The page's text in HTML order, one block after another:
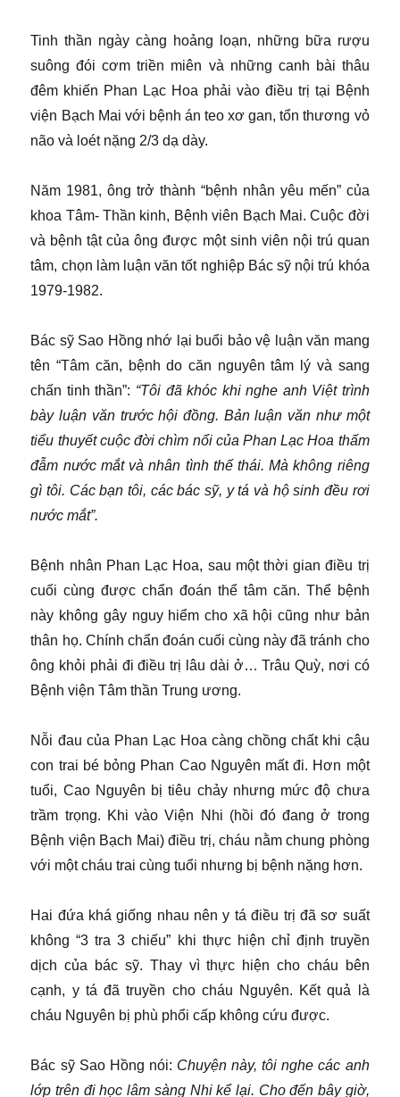
Tinh thần ngày càng hoảng loạn, những bữa rượu
suông đói cơm triền miên và những canh bài thâu
đêm khiến Phan Lạc Hoa phải vào điều trị tại Bệnh
viện Bạch Mai với bệnh án teo xơ gan, tổn thương vỏ
não và loét nặng 2/3 dạ dày.
Năm 1981, ông trở thành “bệnh nhân yêu mến” của
khoa Tâm- Thần kinh, Bệnh viên Bạch Mai. Cuộc đời
và bệnh tật của ông được một sinh viên nội trú quan
tâm, chọn làm luận văn tốt nghiệp Bác sỹ nội trú khóa
1979-1982.
Bác sỹ Sao Hồng nhớ lại buổi bảo vệ luận văn mang
tên “Tâm căn, bệnh do căn nguyên tâm lý và sang
chấn tinh thần”: “Tôi đã khóc khi nghe anh Việt trình
bày luận văn trước hội đồng. Bản luận văn như một
tiểu thuyết cuộc đời chìm nổi của Phan Lạc Hoa thấm
đẫm nước mắt và nhân tình thế thái. Mà không riêng
gì tôi. Các bạn tôi, các bác sỹ, y tá và hộ sinh đều rơi
nước mắt”.
Bệnh nhân Phan Lạc Hoa, sau một thời gian điều trị
cuối cùng được chẩn đoán thể tâm căn. Thể bệnh
này không gây nguy hiểm cho xã hội cũng như bản
thân họ. Chính chẩn đoán cuối cùng này đã tránh cho
ông khỏi phải đi điều trị lâu dài ở… Trâu Quỳ, nơi có
Bệnh viện Tâm thần Trung ương.
Nỗi đau của Phan Lạc Hoa càng chồng chất khi cậu
con trai bé bỏng Phan Cao Nguyên mất đi. Hơn một
tuổi, Cao Nguyên bị tiêu chảy nhưng mức độ chưa
trầm trọng. Khi vào Viện Nhi (hồi đó đang ở trong
Bệnh viện Bạch Mai) điều trị, cháu nằm chung phòng
với một cháu trai cùng tuổi nhưng bị bệnh nặng hơn.
Hai đứa khá giống nhau nên y tá điều trị đã sơ suất
không “3 tra 3 chiếu” khi thực hiện chỉ định truyền
dịch của bác sỹ. Thay vì thực hiện cho cháu bên
cạnh, y tá đã truyền cho cháu Nguyên. Kết quả là
cháu Nguyên bị phù phổi cấp không cứu được.
Bác sỹ Sao Hồng nói: Chuyện này, tôi nghe các anh
lớp trên đi học lâm sàng Nhi kể lại. Cho đến bây giờ,